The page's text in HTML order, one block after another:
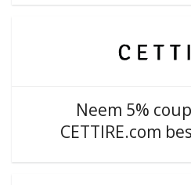
Neem 5%
CETTIRE.com